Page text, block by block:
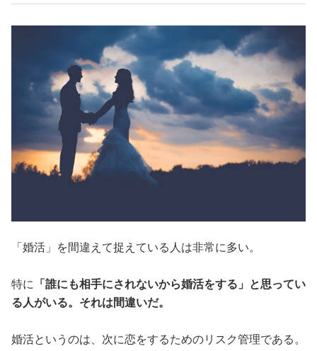
「婚活」を間違えて捉えている人は非常に多い。
特に
「誰にも相手にされないから婚活をする」と思ってい
る人がいる。それは間違いだ。
婚活というのは、次に恋をするためのリスク管理である。